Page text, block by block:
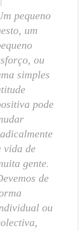
pequeno
um
ou
simples
pode
vida de
gente.
de
ou